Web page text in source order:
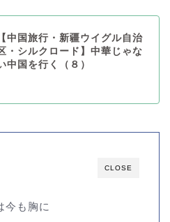
【中国旅行・新疆ウイグル自治
・シルクロード】中華じゃな
中国を行く（８）
CLOSE
今も胸に